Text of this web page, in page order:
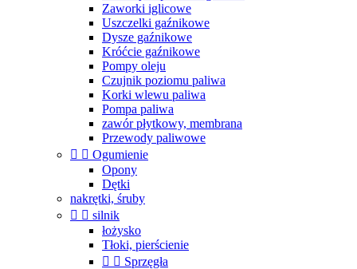
Zaworki iglicowe
Uszczelki gaźnikowe
Dysze gaźnikowe
Króćcie gaźnikowe
Pompy oleju
Czujnik poziomu paliwa
Korki wlewu paliwa
Pompa paliwa
zawór płytkowy, membrana
Przewody paliwowe
  Ogumienie
Opony
Dętki
nakrętki, śruby
  silnik
łożysko
Tłoki, pierścienie
  Sprzęgła